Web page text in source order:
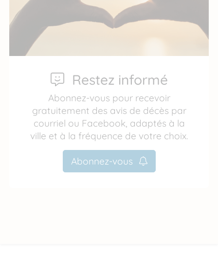
Restez informé
Abonnez-vous pour recevoir
gratuitement des avis de décès par
courriel ou Facebook, adaptés à la
ville et à la fréquence de votre choix.
Abonnez-vous